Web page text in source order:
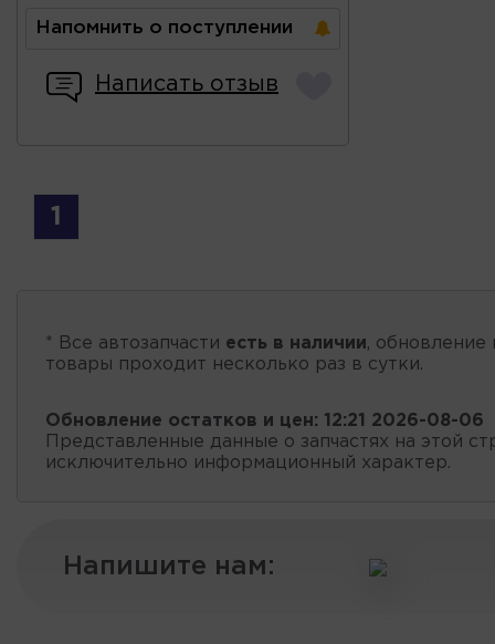
Напомнить о поступлении
Написать отзыв
1
* Все автозапчасти есть в наличии, обновление
товары проходит несколько раз в сутки.
Обновление остатков и цен: 12:21 2026-08-06
Представленные данные о запчастях на этой
исключительно информационный характер.
Напишите нам: